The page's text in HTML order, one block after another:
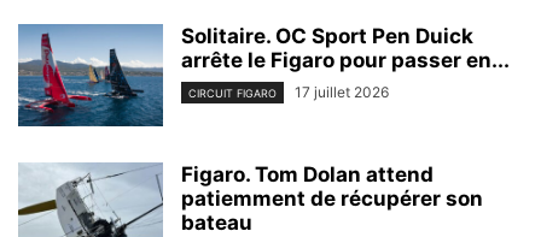
Solitaire. OC Sport Pen Duick
arrête le Figaro pour passer en...
CIRCUIT FIGARO 17 juillet 2026
Figaro. Tom Dolan attend
patiemment de récupérer son
bateau